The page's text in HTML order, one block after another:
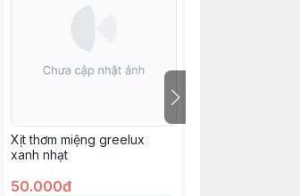
Xịt thơm miệng greelux
xanh nhạt
50.000đ